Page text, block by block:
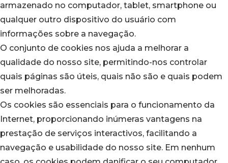
armazenado no computador, tablet, smartphone ou
qualquer outro dispositivo do usuário com
informações sobre a navegação.
O conjunto de cookies nos ajuda a melhorar a
qualidade do nosso site, permitindo-nos controlar
quais páginas são úteis, quais não são e quais podem
ser melhoradas.
Os cookies são essenciais para o funcionamento da
Internet, proporcionando inúmeras vantagens na
prestação de serviços interactivos, facilitando a
navegação e usabilidade do nosso site. Em nenhum